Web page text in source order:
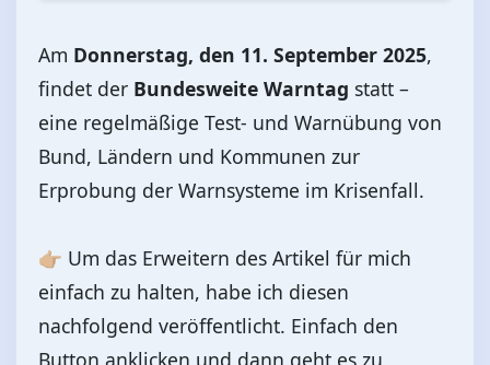
Am Donnerstag, den 11. September 2025,
findet der Bundesweite Warntag statt –
eine regelmäßige Test- und Warnübung von
Bund, Ländern und Kommunen zur
Erprobung der Warnsysteme im Krisenfall.
👉🏼 Um das Erweitern des Artikel für mich
einfach zu halten, habe ich diesen
nachfolgend veröffentlicht. Einfach den
Button anklicken und dann geht es zu